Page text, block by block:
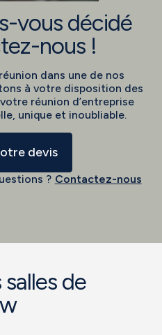
vous décidé
nous !
dans une de nos
à votre disposition des
réunion d’entreprise
unique et inoubliable.
devis
? Contactez-nous
de